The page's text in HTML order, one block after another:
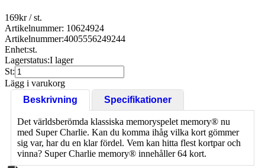
169kr/ st.
Artikelnummer: 10624924
Artikelnummer:4005556249244
Enhet:st.
Lagerstatus:I lager
St:
Lägg i varukorg
Beskrivning
Specifikationer
Det världsberömda klassiska memoryspelet memory® nu
med Super Charlie. Kan du komma ihåg vilka kort gömmer
sig var, har du en klar fördel. Vem kan hitta flest kortpar och
vinna? Super Charlie memory® innehåller 64 kort.